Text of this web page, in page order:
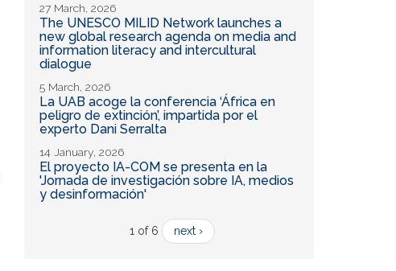
27 March, 2026
The UNESCO MILID Network launches a
new global research agenda on media and
information literacy and intercultural
dialogue
5 March, 2026
La UAB acoge la conferencia ‘África en
peligro de extinción’, impartida por el
experto Dani Serralta
14 January, 2026
El proyecto IA-COM se presenta en la
'Jornada de investigación sobre IA, medios
y desinformación'
1 of 6 next ›